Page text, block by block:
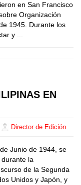
en San Francisco
Organización
1945. Durante los
y ...
EN
Director de Edición
Junio de 1944, se
la
de la Segunda
Unidos y Japón, y